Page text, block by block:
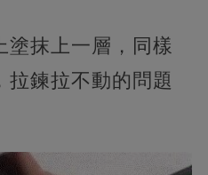
塗抹上一層，同樣
拉鍊拉不動的問題